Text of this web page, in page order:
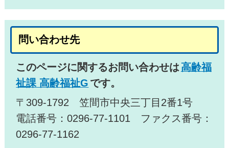
問い合わせ先
このページに関するお問い合わせは高齢福
祉課 高齢福祉G です。
〒309-1792 笠間市中央三丁目2番1号
電話番号：0296-77-1101 ファクス番号：
0296-77-1162